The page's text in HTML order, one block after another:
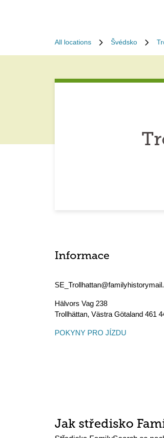
All locations Švédsko
Informace
Hälvors Vag 238
Trollhättan, Västra Götaland 461
POKYNY PRO JÍZDU
Jak středisko